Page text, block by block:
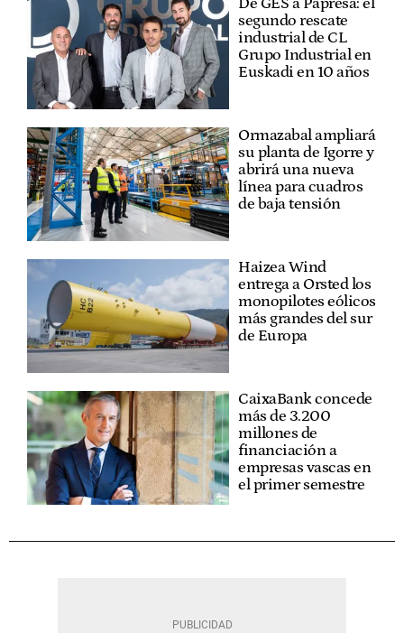
segundo rescate
industrial de CL
Grupo Industrial en
Euskadi en 10 años
Ormazabal ampliará
su planta de Igorre y
abrirá una nueva
línea para cuadros
de baja tensión
Haizea Wind
entrega a Orsted los
monopilotes eólicos
más grandes del sur
de Europa
CaixaBank concede
más de 3.200
millones de
financiación a
empresas vascas en
el primer semestre